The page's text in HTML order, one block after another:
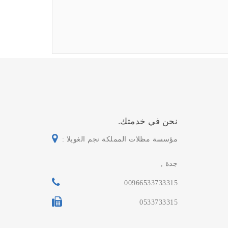
نحن في خدمتك.
مؤسسة مظلات المملكة نجم الغويلا :
جدة ,
00966533733315
0533733315